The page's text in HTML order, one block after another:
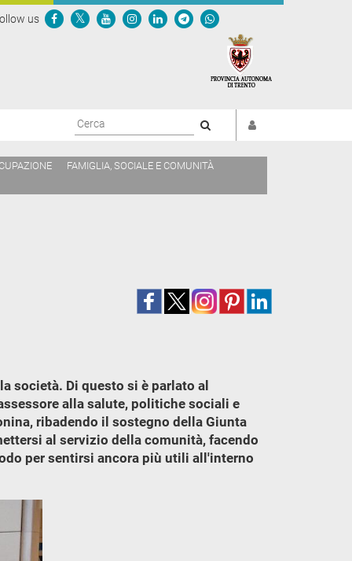
us
FAMIGLIA, SOCIALE E COMUNITÀ
società. Di questo si è parlato al
alla salute, politiche sociali e
ribadendo il sostegno della Giunta
al servizio della comunità, facendo
per sentirsi ancora più utili all'interno